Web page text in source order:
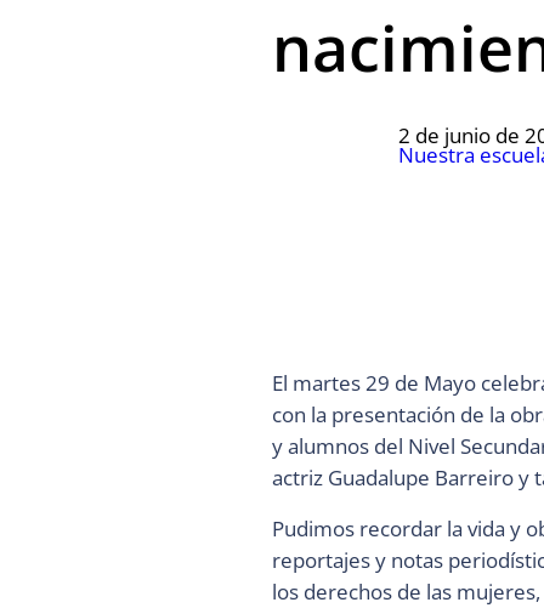
2 de junio de
Nuestra
El martes 29 de Mayo
con la presentación de la
y alumnos del Nivel
actriz Guadalupe Barreiro y
Pudimos recordar la vida y
reportajes y notas
los derechos de las